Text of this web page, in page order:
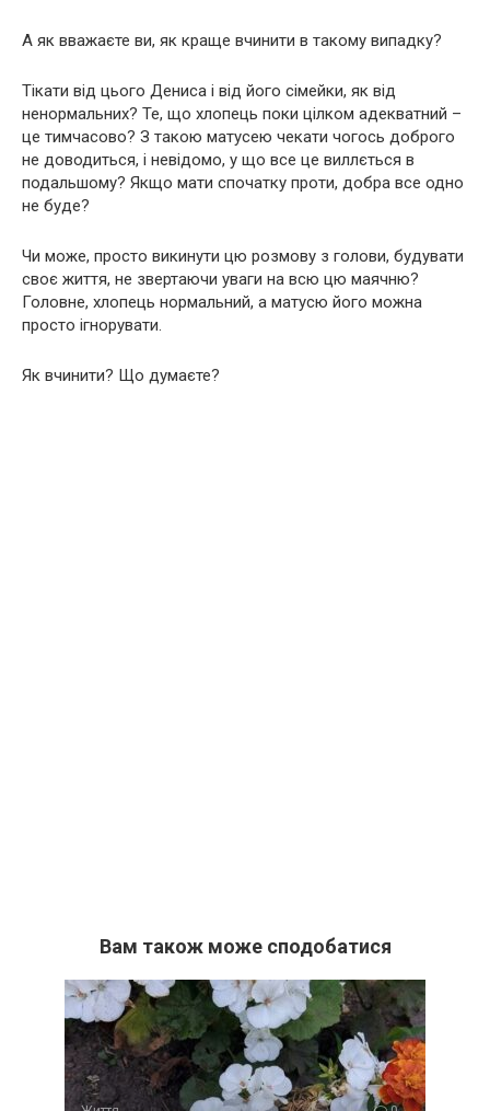
А як вважаєте ви, як краще вчинити в такому випадку?
Тікати від цього Дениса і від його сімейки, як від
ненормальних? Те, що хлопець поки цілком адекватний –
це тимчасово? З такою матусею чекати чогось доброго
не доводиться, і невідомо, у що все це виллється в
подальшому? Якщо мати спочатку проти, добра все одно
не буде?
Чи може, просто викинути цю розмову з голови, будувати
своє життя, не звертаючи уваги на всю цю маячню?
Головне, хлопець нормальний, а матусю його можна
просто ігнорувати.
Як вчинити? Що думаєте?
Вам також може сподобатися